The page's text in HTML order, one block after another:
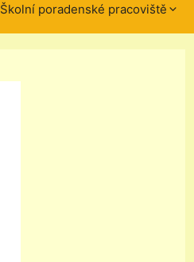
Školní poradenské pracoviště